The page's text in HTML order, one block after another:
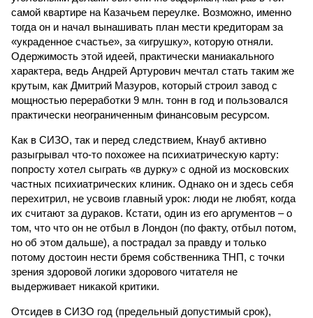
самой квартире на Казачьем переулке. Возможно, именно
тогда он и начал вынашивать план мести кредиторам за
«украденное счастье», за «игрушку», которую отняли.
Одержимость этой идеей, практически маниакального
характера, ведь Андрей Артурович мечтал стать таким же
крутым, как Дмитрий Мазуров, который строил завод с
мощностью переработки 9 млн. тонн в год и пользовался
практически неограниченным финансовым ресурсом.
Как в СИЗО, так и перед следствием, Кнауб активно
разыгрывал что-то похожее на психиатрическую карту:
попросту хотел сыграть «в дурку» с одной из московских
частных психиатрических клиник. Однако он и здесь себя
перехитрил, не усвоив главный урок: люди не любят, когда
их считают за дураков. Кстати, один из его аргументов – о
том, что что он не отбыл в Лондон (по факту, отбыл потом,
но об этом дальше), а пострадал за правду и только
потому достоин нести бремя собственника ТНП, с точки
зрения здоровой логики здорового читателя не
выдерживает никакой критики.
Отсидев в СИЗО год (предельный допустимый срок),